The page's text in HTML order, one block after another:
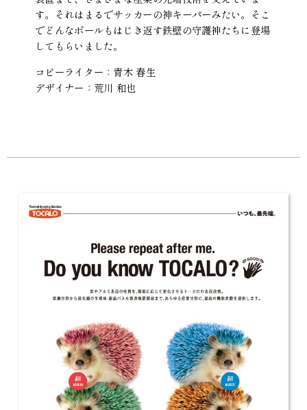
す。それはまるでサッカーの神キーパーみたい。そこ
でどんなボールもはじき返す鉄壁の守護神たちに登場
してもらいました。
コピーライター：青木 春生
デザイナー：荒川 和也